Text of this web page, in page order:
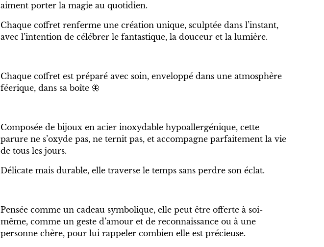
aiment porter la magie au quotidien.
Chaque coffret renferme une création unique, sculptée dans l’instant,
avec l’intention de célébrer le fantastique, la douceur et la lumière.
Chaque coffret est préparé avec soin, enveloppé dans une atmosphère
féerique, dans sa boîte 🦋
Composée de bijoux en acier inoxydable hypoallergénique, cette
parure ne s’oxyde pas, ne ternit pas, et accompagne parfaitement la vie
de tous les jours.
Délicate mais durable, elle traverse le temps sans perdre son éclat.
Pensée comme un cadeau symbolique, elle peut être offerte à soi-
même, comme un geste d’amour et de reconnaissance ou à une
personne chère, pour lui rappeler combien elle est précieuse.